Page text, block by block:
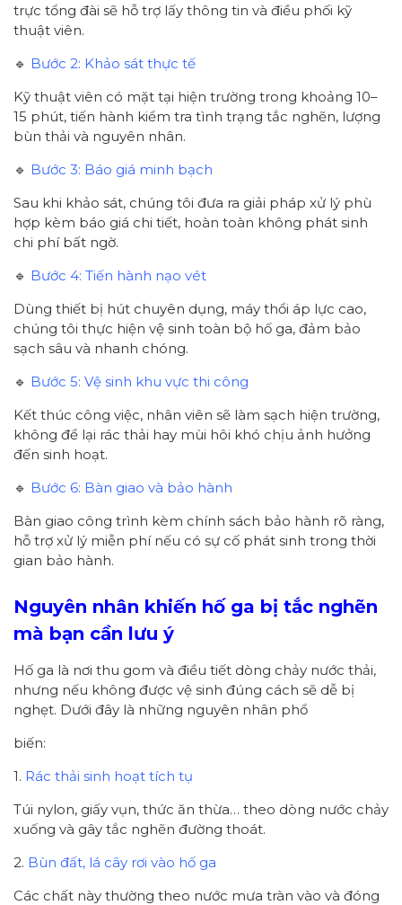
trực tổng đài sẽ hỗ trợ lấy thông tin và điều phối kỹ
thuật viên.
🔹 Bước 2: Khảo sát thực tế
Kỹ thuật viên có mặt tại hiện trường trong khoảng 10–
15 phút, tiến hành kiểm tra tình trạng tắc nghẽn, lượng
bùn thải và nguyên nhân.
🔹 Bước 3: Báo giá minh bạch
Sau khi khảo sát, chúng tôi đưa ra giải pháp xử lý phù
hợp kèm báo giá chi tiết, hoàn toàn không phát sinh
chi phí bất ngờ.
🔹 Bước 4: Tiến hành nạo vét
Dùng thiết bị hút chuyên dụng, máy thổi áp lực cao,
chúng tôi thực hiện vệ sinh toàn bộ hố ga, đảm bảo
sạch sâu và nhanh chóng.
🔹 Bước 5: Vệ sinh khu vực thi công
Kết thúc công việc, nhân viên sẽ làm sạch hiện trường,
không để lại rác thải hay mùi hôi khó chịu ảnh hưởng
đến sinh hoạt.
🔹 Bước 6: Bàn giao và bảo hành
Bàn giao công trình kèm chính sách bảo hành rõ ràng,
hỗ trợ xử lý miễn phí nếu có sự cố phát sinh trong thời
gian bảo hành.
Nguyên nhân khiến hố ga bị tắc nghẽn
mà bạn cần lưu ý
Hố ga là nơi thu gom và điều tiết dòng chảy nước thải,
nhưng nếu không được vệ sinh đúng cách sẽ dễ bị
nghẹt. Dưới đây là những nguyên nhân phổ
biến:
1. Rác thải sinh hoạt tích tụ
Túi nylon, giấy vụn, thức ăn thừa… theo dòng nước chảy
xuống và gây tắc nghẽn đường thoát.
2. Bùn đất, lá cây rơi vào hố ga
Các chất này thường theo nước mưa tràn vào và đóng